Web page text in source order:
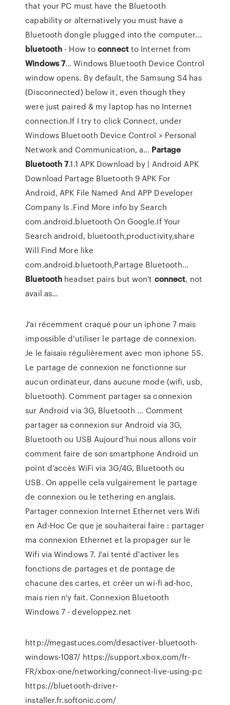
that your PC must have the Bluetooth
capability or alternatively you must have a
Bluetooth dongle plugged into the computer...
bluetooth - How toconnectto Internet from
Windows7… Windows Bluetooth Device Control
window opens. By default, the Samsung S4 has
(Disconnected) below it, even though they
were just paired & my laptop has no Internet
connection.If I try to click Connect, under
Windows Bluetooth Device Control > Personal
Network and Communication, a... Partage
Bluetooth 7.1.1 APK Download by | Android APK
Download Partage Bluetooth 9 APK For
Android, APK File Named And APP Developer
Company Is .Find More info by Search
com.android.bluetooth On Google.If Your
Search android, bluetooth,productivity,share
Will Find More like
com.android.bluetooth,Partage Bluetooth...
Bluetooth headset pairs but won't connect, not
avail as…
J'ai récemment craqué pour un iphone 7 mais
impossible d'utiliser le partage de connexion.
Je le faisais régulièrement avec mon iphone 5S.
Le partage de connexion ne fonctionne sur
aucun ordinateur, dans aucune mode (wifi, usb,
bluetooth). Comment partager sa connexion
sur Android via 3G, Bluetooth ... Comment
partager sa connexion sur Android via 3G,
Bluetooth ou USB Aujourd’hui nous allons voir
comment faire de son smartphone Android un
point d’accès WiFi via 3G/4G, Bluetooth ou
USB. On appelle cela vulgairement le partage
de connexion ou le tethering en anglais.
Partager connexion Internet Ethernet vers Wifi
en Ad-Hoc Ce que je souhaiterai faire : partager
ma connexion Ethernet et la propager sur le
Wifi via Windows 7. J'ai tenté d'activer les
fonctions de partages et de pontage de
chacune des cartes, et créer un wi-fi ad-hoc,
mais rien n'y fait. Connexion Bluetooth
Windows 7 - developpez.net
http://megastuces.com/desactiver-bluetooth-
windows-1087/ https://support.xbox.com/fr-
FR/xbox-one/networking/connect-live-using-pc
https://bluetooth-driver-
installer.fr.softonic.com/